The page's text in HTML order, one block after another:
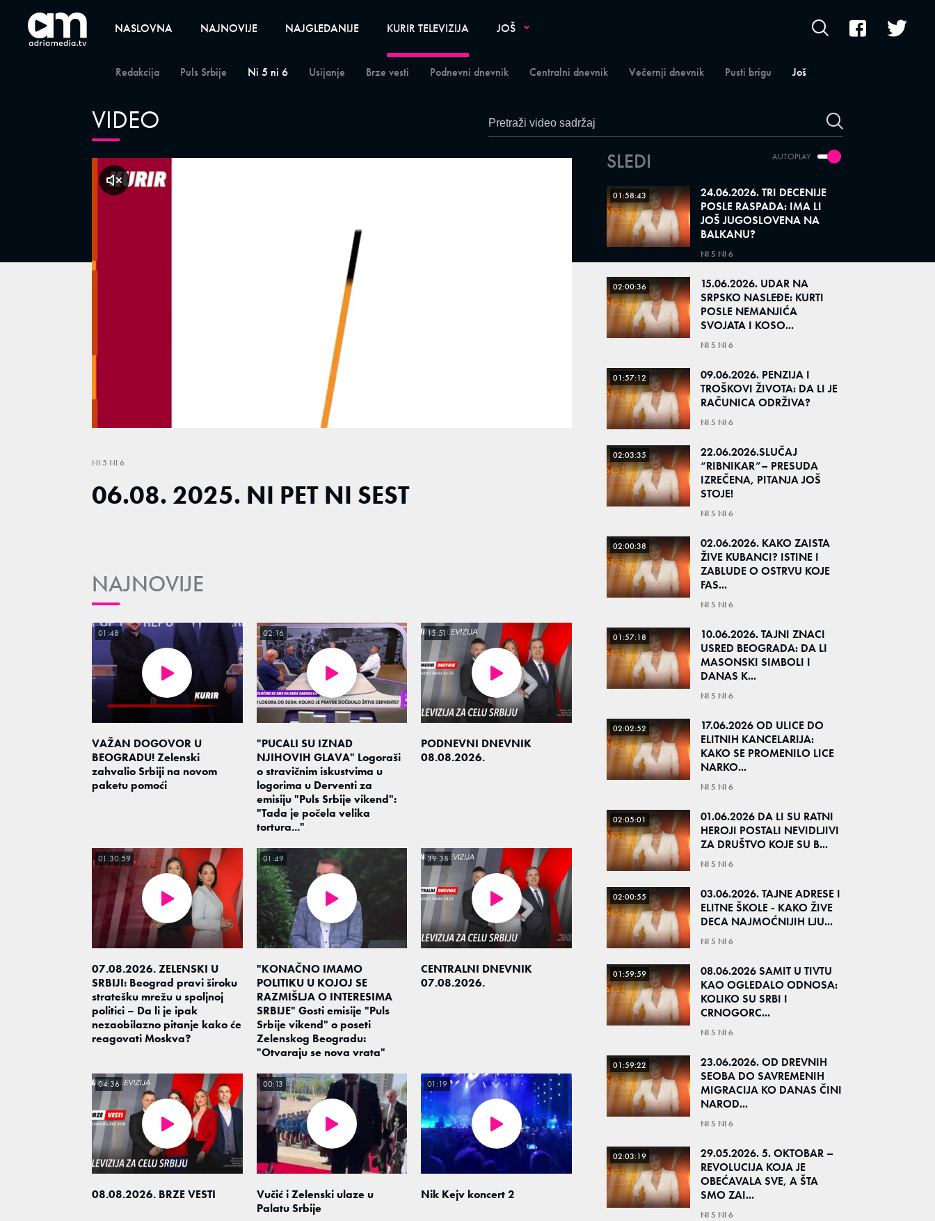
NASLOVNA NAJNOVIJE NAJGLEDANIJE KURIR TELEVIZIJA
Redakcija Puls Srbije Ni 5 ni 6 Usijanje Brze vesti Podnevni dnevnik Centralni dnevnik Večernji dnevnik Pusti brigu Još
JOŠ
VIDEO
Unmute
klikni za zvuk
NI 5 NI 6
06.08. 2025. NI PET NI SEST
NAJNOVIJE
VAŽAN DOGOVOR U
BEOGRADU! Zelenski
zahvalio Srbiji na novom
paketu pomoći
01:48
"PUCALI SU IZNAD
NJIHOVIH GLAVA" Logoraši
o stravičnim iskustvima u
logorima u Derventi za
emisiju "Puls Srbije vikend":
"Tada je počela velika
tortura..."
02:16
PODNEVNI DNEVNIK
08.08.2026.
15:51
07.08.2026. ZELENSKI U
SRBIJI: Beograd pravi široku
stratešku mrežu u spoljnoj
politici – Da li je ipak
nezaobilazno pitanje kako će
reagovati Moskva?
01:30:59
"KONAČNO IMAMO
POLITIKU U KOJOJ SE
RAZMIŠLJA O INTERESIMA
SRBIJE" Gosti emisije "Puls
Srbije vikend" o poseti
Zelenskog Beogradu:
"Otvaraju se nova vrata"
01:49
CENTRALNI DNEVNIK
07.08.2026.
39:38
08.08.2026. BRZE VESTI
04:36
Vučić i Zelenski ulaze u
Palatu Srbije
00:13
Nik Kejv koncert 2
01:19
AUTOPLAY
SLEDI
01:58:43
24.06.2026. TRI DECENIJE
POSLE RASPADA: IMA LI
JOŠ JUGOSLOVENA NA
BALKANU?
NI 5 NI 6
02:00:36
15.06.2026. UDAR NA
SRPSKO NASLEĐE: KURTI
POSLE NEMANJIĆA
SVOJATA I KOSO...
NI 5 NI 6
01:57:12
09.06.2026. PENZIJA I
TROŠKOVI ŽIVOTA: DA LI JE
RAČUNICA ODRŽIVA?
NI 5 NI 6
02:03:35
22.06.2026.SLUČAJ
“RIBNIKAR”– PRESUDA
IZREČENA, PITANJA JOŠ
STOJE!
NI 5 NI 6
02:00:38
02.06.2026. KAKO ZAISTA
ŽIVE KUBANCI? ISTINE I
ZABLUDE O OSTRVU KOJE
FAS...
NI 5 NI 6
01:57:18
10.06.2026. TAJNI ZNACI
USRED BEOGRADA: DA LI
MASONSKI SIMBOLI I
DANAS K...
NI 5 NI 6
02:02:52
17.06.2026 OD ULICE DO
ELITNIH KANCELARIJA:
KAKO SE PROMENILO LICE
NARKO...
NI 5 NI 6
02:05:01
01.06.2026 DA LI SU RATNI
HEROJI POSTALI NEVIDLJIVI
ZA DRUŠTVO KOJE SU B...
NI 5 NI 6
02:00:55
03.06.2026. TAJNE ADRESE I
ELITNE ŠKOLE - KAKO ŽIVE
DECA NAJMOĆNIJIH LJU...
NI 5 NI 6
01:59:59
08.06.2026 SAMIT U TIVTU
KAO OGLEDALO ODNOSA:
KOLIKO SU SRBI I
CRNOGORC...
NI 5 NI 6
01:59:22
23.06.2026. OD DREVNIH
SEOBA DO SAVREMENIH
MIGRACIJA KO DANAS ČINI
NAROD...
NI 5 NI 6
02:03:19
29.05.2026. 5. OKTOBAR –
REVOLUCIJA KOJA JE
OBEĆAVALA SVE, A ŠTA
SMO ZAI...
NI 5 NI 6